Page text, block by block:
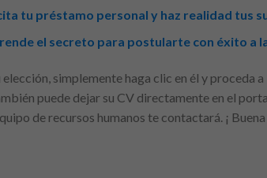
tu préstamo personal y haz realidad tus
el secreto para postularte con éxito a
simplemente haga clic en él y proceda
puede dejar su CV directamente en el
de recursos humanos te contactará. ¡